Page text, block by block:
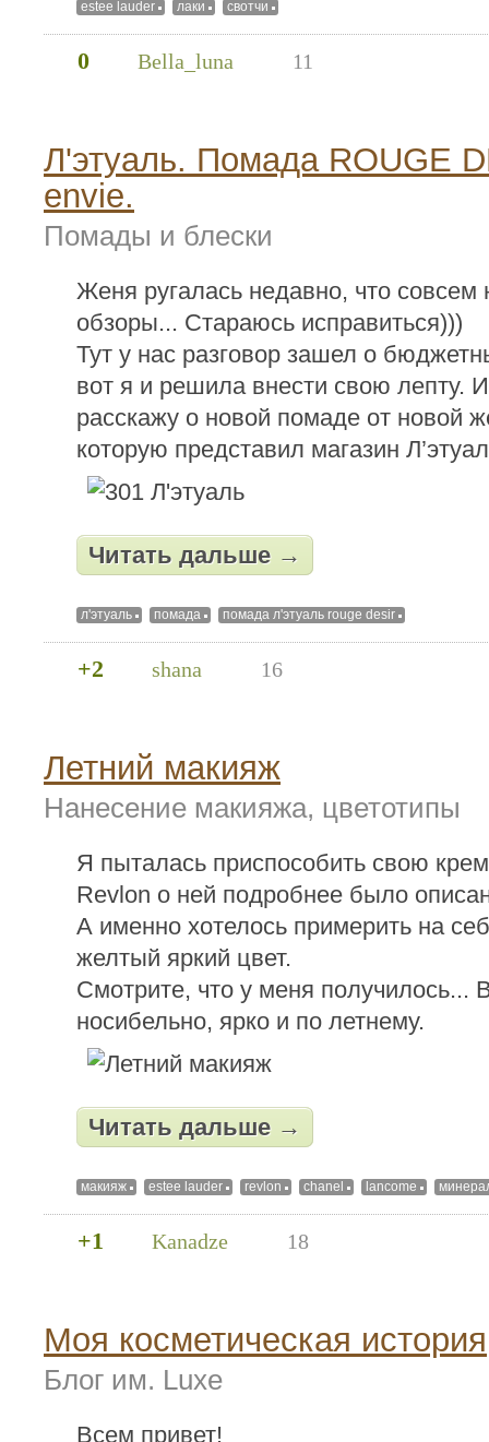
estee lauder лаки свотчи
0 Bella_luna 11
Л'этуаль. Помада ROUGE
envie.
Помады и блески
Женя ругалась недавно, что
обзоры... Стараюсь исправиться)))
Тут у нас разговор зашел о
вот я и решила внести свою лепту.
расскажу о новой помаде от новой
которую представил магазин
Читать дальше →
л'этуаль помада помада л'этуаль rouge desir
+2 shana 16
Летний макияж
Нанесение макияжа, цветотипы
Я пыталась приспособить свою
Revlon о ней подробнее было
А именно хотелось примерить на
желтый яркий цвет.
Смотрите, что у меня получилось...
носибельно, ярко и по летнему.
Читать дальше →
макияж estee lauder revlon chanel lancome
+1 Kanadze 18
Моя косметическая история
Блог им. Luxe
Всем привет!